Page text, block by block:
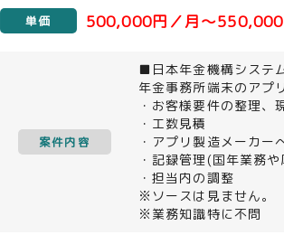
単価 500,000円／月～550,000
案件内容
■日本年金機構システ
年金事務所端末のアプ
・お客様要件の整理
・工数見積
・アプリ製造メーカー
・記録管理(国年業務
・担当内の調整
※ソースは見ません。
※業務知識特に不問